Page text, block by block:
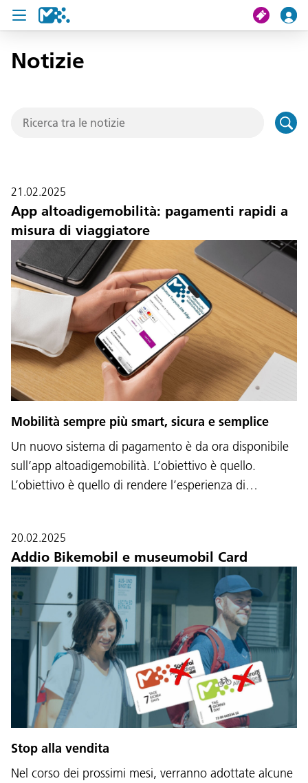
Cerca
Notizie
Progetti
Assistenza e contatto
Notizie
21.02.2025
App altoadigemobilità: pagamenti rapidi a
misura di viaggiatore
Mobilità sempre più smart, sicura e semplice
Un nuovo sistema di pagamento è da ora disponibile
sull’app altoadigemobilità. L’obiettivo è quello.
L’obiettivo è quello di rendere l’esperienza di…
20.02.2025
Addio Bikemobil e museumobil Card
Stop alla vendita
Nel corso dei prossimi mesi, verranno adottate alcune